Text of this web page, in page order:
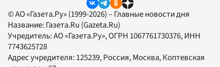
© АО «Газета.Ру» (1999-2026) – Главные новости дня
Название: Газета.Ru (Gazeta.Ru)
Учредитель:АО «Газета.Ру», ОГРН 1067761730376, ИНН
7743625728
Адрес учредителя: 125239, Россия, Москва, Коптевская